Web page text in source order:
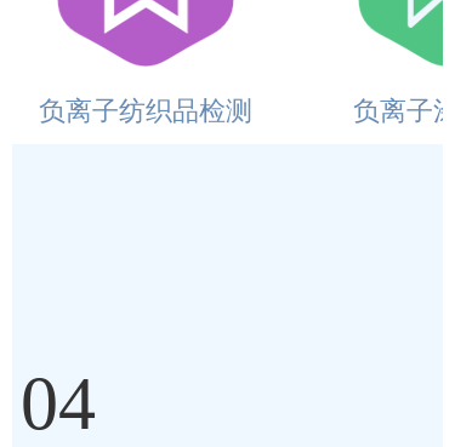
负离子纺织品检测 负离子
04